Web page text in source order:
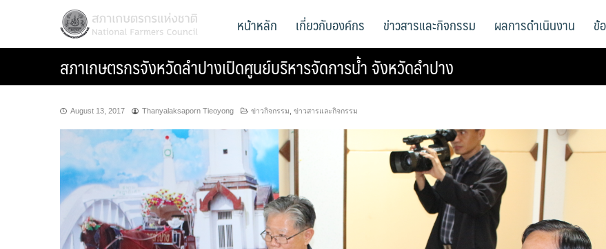
สภาเกษตรกรแห่งชาติ
National Farmers Council หน้าหลัก เกี่ยวกับองค์กร ข่าวสารและกิจกรรม ผลการดำเนินงาน ข้
สภาเกษตรกรจังหวัดลำปางเปิดศูนย์บริหารจัดการน้ำ จังหวัดลำปาง
August 13, 2017 Thanyalaksaporn Tieoyong ข่าวกิจกรรม ข่าวสารและกิจกรรม